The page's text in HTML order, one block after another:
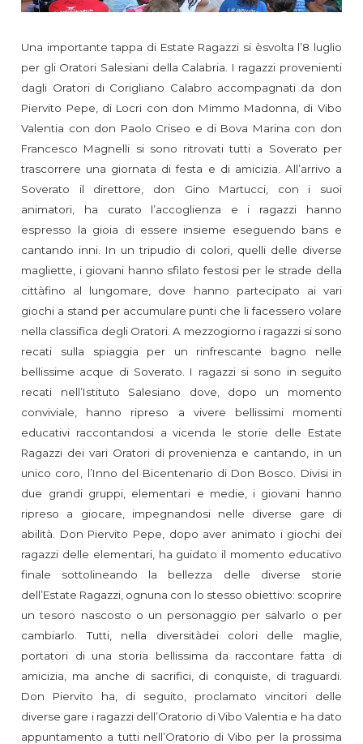
Una importante tappa di Estate Ragazzi si èsvolta l’8 luglio
per gli Oratori Salesiani della Calabria. I ragazzi provenienti
dagli Oratori di Corigliano Calabro accompagnati da don
Piervito Pepe, di Locri con don Mimmo Madonna, di Vibo
Valentia con don Paolo Criseo e di Bova Marina con don
Francesco Magnelli si sono ritrovati tutti a Soverato per
trascorrere una giornata di festa e di amicizia. All’arrivo a
Soverato il direttore, don Gino Martucci, con i suoi
animatori, ha curato l’accoglienza e i ragazzi hanno
espresso la gioia di essere insieme eseguendo bans e
cantando inni. In un tripudio di colori, quelli delle diverse
magliette, i giovani hanno sfilato festosi per le strade della
cittàfino al lungomare, dove hanno partecipato ai vari
giochi a stand per accumulare punti che li facessero volare
nella classifica degli Oratori. A mezzogiorno i ragazzi si sono
recati sulla spiaggia per un rinfrescante bagno nelle
bellissime acque di Soverato. I ragazzi si sono in seguito
recati nell’Istituto Salesiano dove, dopo un momento
conviviale, hanno ripreso a vivere bellissimi momenti
educativi raccontandosi a vicenda le storie delle Estate
Ragazzi dei vari Oratori di provenienza e cantando, in un
unico coro, l’Inno del Bicentenario di Don Bosco. Divisi in
due grandi gruppi, elementari e medie, i giovani hanno
ripreso a giocare, impegnandosi nelle diverse gare di
abilità. Don Piervito Pepe, dopo aver animato i giochi dei
ragazzi delle elementari, ha guidato il momento educativo
finale sottolineando la bellezza delle diverse storie
dell’Estate Ragazzi, ognuna con lo stesso obiettivo: scoprire
un tesoro nascosto o un personaggio per salvarlo o per
cambiarlo. Tutti, nella diversitàdei colori delle maglie,
portatori di una storia bellissima da raccontare fatta di
amicizia, ma anche di sacrifici, di conquiste, di traguardi.
Don Piervito ha, di seguito, proclamato vincitori delle
diverse gare i ragazzi dell’Oratorio di Vibo Valentia e ha dato
appuntamento a tutti nell’Oratorio di Vibo per la prossima